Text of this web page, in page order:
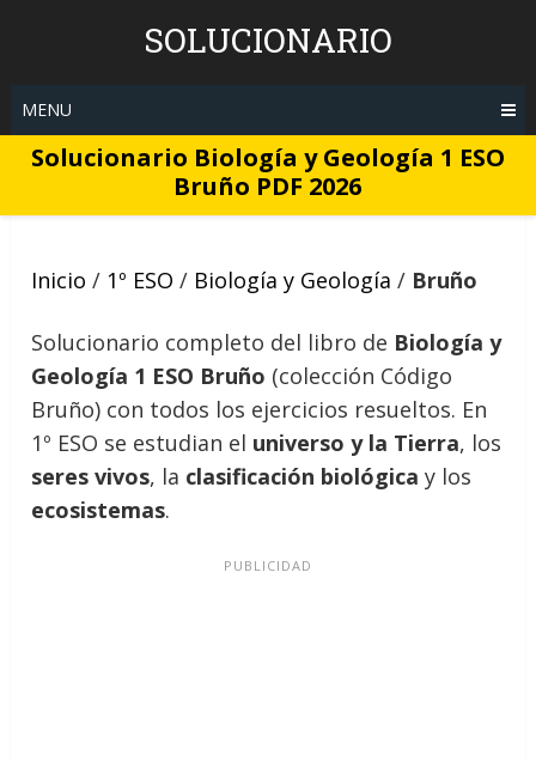
SOLUCIONARIO
MENU
Solucionario Biología y Geología 1 ESO
Bruño PDF 2026
Inicio / 1º ESO / Biología y Geología / Bruño
Solucionario completo del libro de Biología y
Geología 1 ESO Bruño (colección Código
Bruño) con todos los ejercicios resueltos. En
1º ESO se estudian el universo y la Tierra, los
seres vivos, la clasificación biológica y los
ecosistemas.